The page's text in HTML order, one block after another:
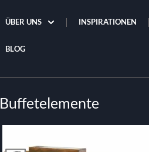
ÜBER UNS INSPIRATIONEN
BLOG
Buffetelemente